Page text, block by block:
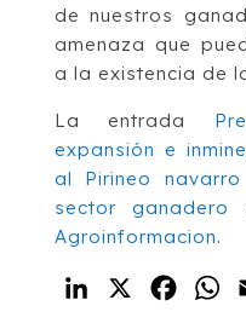
de nuestros
amenaza que
a la existencia de
La entrada
expansión e
al Pirineo
sector ganadero
Agroinformacion.
LinkedIn